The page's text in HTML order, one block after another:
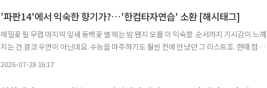
'파판14'에서 익숙한 향기가?…'한컴타자연습' 소환 [해시태그]
메밀꽃 필 무렵 마지막 잎새 동백꽃 별 헤는 밤 왠지 모를 이 익숙함. 순서까지 기시감이 느껴
지는 건 결코 우연이 아닌데요. 수능을 마주하기도 훨씬 전에 만났던 그 리스트죠. 한때 컴퓨터
2026-07-28 16:17